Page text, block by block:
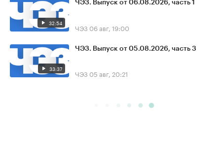
32:54
ЧЭЗ. Выпуск от 06.08.2026, часть 1
ЧЭЗ 06 авг, 19:00
33:37
ЧЭЗ. Выпуск от 05.08.2026, часть 3
ЧЭЗ 05 авг, 20:21